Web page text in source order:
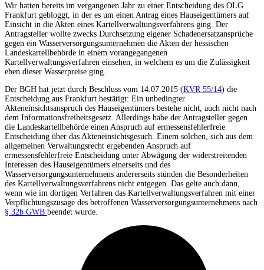
Wir hatten bereits im vergangenen Jahr zu einer Entscheidung des OLG
Frankfurt gebloggt, in der es um einen Antrag eines Hauseigentümers auf
Einsicht in die Akten eines Kartellverwaltungsverfahrens ging. Der
Antragsteller wollte zwecks Durchsetzung eigener Schadenersatzansprüche
gegen ein Wasserversorgungsunternehmen die Akten der hessischen
Landeskartellbehörde in einem vorangegangenen
Kartellverwaltungsverfahren einsehen, in welchem es um die Zulässigkeit
eben dieser Wasserpreise ging.
Der BGH hat jetzt durch Beschluss vom 14.07.2015 (KVR 55/14) die
Entscheidung aus Frankfurt bestätigt: Ein unbedingter
Akteneinsichtsanspruch des Hauseigentümers bestehe nicht, auch nicht nach
dem Informationsfreiheitsgesetz. Allerdings habe der Antragsteller gegen
die Landeskartellbehörde einen Anspruch auf ermessensfehlerfreie
Entscheidung über das Akteneinsichtsgesuch. Einem solchen, sich aus dem
allgemeinen Verwaltungsrecht ergebenden Anspruch auf
ermessensfehlerfreie Entscheidung unter Abwägung der widerstreitenden
Interessen des Hauseigentümers einerseits und des
Wasserversorgungsunternehmens andererseits stünden die Besonderheiten
des Kartellverwaltungsverfahrens nicht entgegen. Das gelte auch dann,
wenn wie im dortigen Verfahren das Kartellverwaltungsverfahren mit einer
Verpflichtungszusage des betroffenen Wasserversorgungsunternehmens nach
§ 32b GWB beendet wurde.